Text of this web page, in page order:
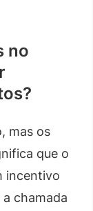
no
mas os
que o
incentivo
chamada